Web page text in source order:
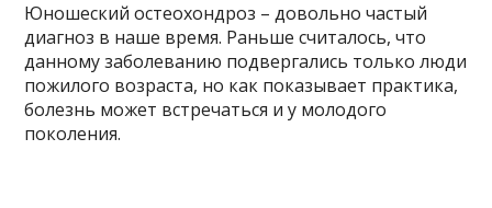
Юношеский остеохондроз – довольно частый
диагноз в наше время. Раньше считалось, что
данному заболеванию подвергались только люди
пожилого возраста, но как показывает практика,
болезнь может встречаться и у молодого
поколения.